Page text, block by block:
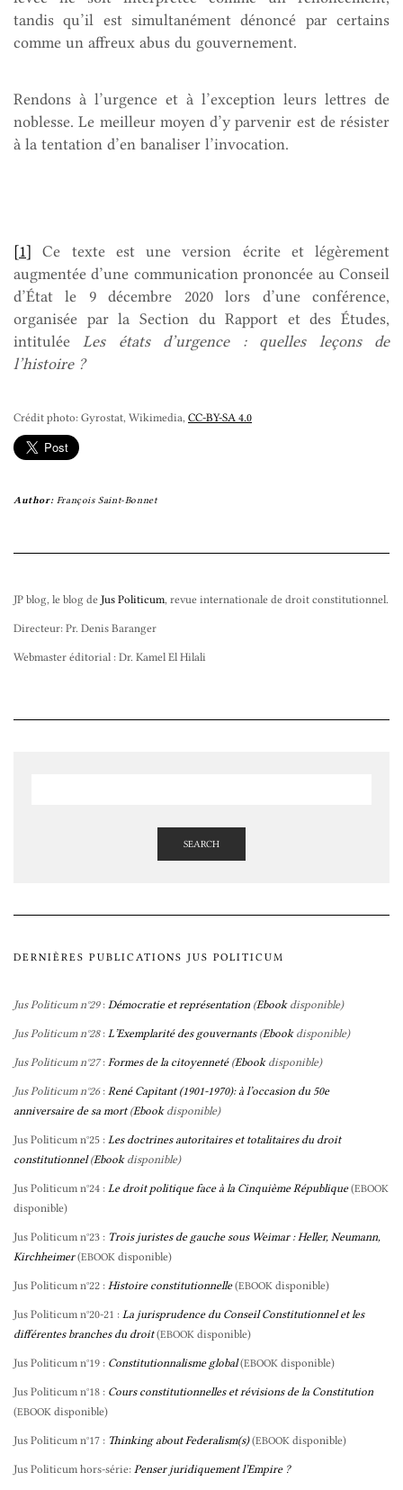
tandis qu’il est simultanément dénoncé par certains
comme un affreux abus du gouvernement.
Rendons à l’urgence et à l’exception leurs lettres de
noblesse. Le meilleur moyen d’y parvenir est de résister
à la tentation d’en banaliser l’invocation.
[1] Ce texte est une version écrite et légèrement
augmentée d’une communication prononcée au Conseil
d’État le 9 décembre 2020 lors d’une conférence,
organisée par la Section du Rapport et des Études,
intituléeLes états d’urgence : quelles leçons de
l’histoire ?
Crédit photo: Gyrostat, Wikimedia, CC-BY-SA 4.0
Author: François Saint-Bonnet
JP blog, le blog de Jus Politicum, revue internationale de droit constitutionnel.
Directeur: Pr. Denis Baranger
Webmaster éditorial : Dr. Kamel El Hilali
SEARCH
DERNIÈRES PUBLICATIONS JUS POLITICUM
Jus Politicum n°29: Démocratie et représentation (Ebookdisponible)
Jus Politicum n°28: L’Exemplarité des gouvernants(Ebookdisponible)
Jus Politicum n°27: Formes de la citoyenneté(Ebookdisponible)
Jus Politicum n°26: René Capitant (1901-1970): à l’occasion du 50e
anniversaire de sa mort(Ebookdisponible)
Jus Politicum n°25 : Les doctrines autoritaires et totalitaires du droit
constitutionnel(Ebookdisponible)
Jus Politicum n°24 : Le droit politique face à la Cinquième République (EBOOK
disponible)
Jus Politicum n°23 : Trois juristes de gauche sous Weimar : Heller, Neumann,
Kirchheimer (EBOOK disponible)
Jus Politicum n°22 : Histoire constitutionnelle (EBOOK disponible)
Jus Politicum n°20-21 : La jurisprudence du Conseil Constitutionnel et les
différentes branches du droit (EBOOK disponible)
Jus Politicum n°19 : Constitutionnalisme global (EBOOK disponible)
Jus Politicum n°18 : Cours constitutionnelles et révisions de la Constitution
(EBOOK disponible)
Jus Politicum n°17 : Thinking about Federalism(s) (EBOOK disponible)
Jus Politicum hors-série: Penser juridiquement l’Empire ?